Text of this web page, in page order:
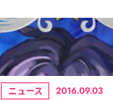
ニュース 2016.09.03